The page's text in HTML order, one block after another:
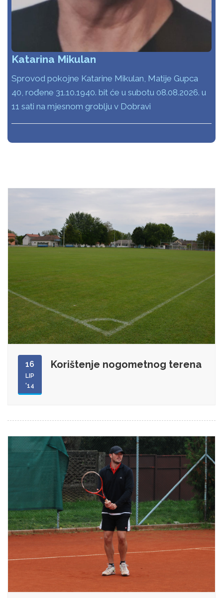
Katarina Mikulan
Sprovod pokojne Katarine Mikulan, Matije Gupca
40, rođene 31.10.1940. bit će u subotu 08.08.2026. u
11 sati na mjesnom groblju v Dobravi
16
LIP
'14
Korištenje nogometnog terena